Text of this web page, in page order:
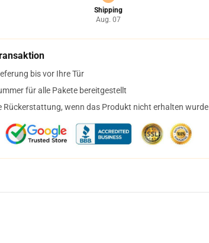
Shipping
Aug. 07
bis vor Ihre Tür
für alle Pakete bereitgestellt
Rückerstattung, wenn das Produkt nicht erhalten wurde